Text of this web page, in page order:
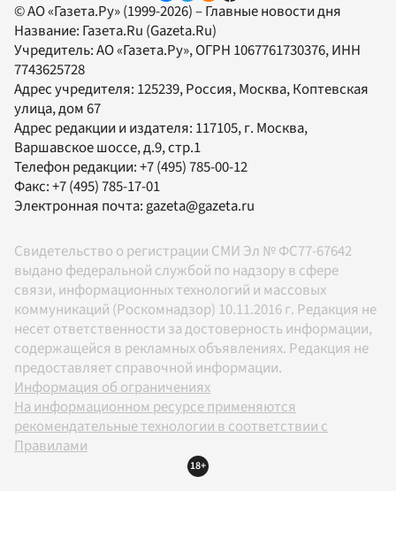
© АО «Газета.Ру» (1999-2026) – Главные новости дня
Название: Газета.Ru (Gazeta.Ru)
Учредитель:АО «Газета.Ру», ОГРН 1067761730376, ИНН
7743625728
Адрес учредителя: 125239, Россия, Москва, Коптевская
улица, дом 67
Адрес редакции и издателя: 117105, г. Москва,
Варшавское шоссе, д.9, стр.1
Телефон редакции:+7 (495) 785-00-12
Факс:+7 (495) 785-17-01
Электронная почта:gazeta@gazeta.ru
Свидетельство о регистрации СМИ Эл № ФС77-67642
выдано федеральной службой по надзору в сфере
связи, информационных технологий и массовых
коммуникаций (Роскомнадзор) 10.11.2016 г. Редакция не
несет ответственности за достоверность информации,
содержащейся в рекламных объявлениях. Редакция не
предоставляет справочной информации.
Информация об ограничениях
На информационном ресурсе применяются
рекомендательные технологии в соответствии с
Правилами
18+